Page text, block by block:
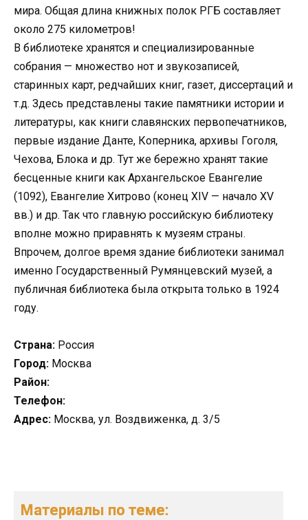
мира. Общая длина книжных полок РГБ составляет
около 275 километров!
В библиотеке хранятся и специализированные
собрания — множество нот и звукозаписей,
старинных карт, редчайших книг, газет, диссертаций и
т.д. Здесь представлены такие памятники истории и
литературы, как книги славянских первопечатников,
первые издание Данте, Коперника, архивы Гоголя,
Чехова, Блока и др. Тут же бережно хранят такие
бесценные книги как Архангельское Евангелие
(1092), Евангелие Хитрово (конец XIV — начало XV
вв.) и др. Так что главную российскую библиотеку
вполне можно приравнять к музеям страны.
Впрочем, долгое время здание библиотеки занимал
именно Государственный Румянцевский музей, а
публичная библиотека была открыта только в 1924
году.
Страна: Россия
Город: Москва
Район:
Телефон:
Адрес: Москва, ул. Воздвиженка, д. 3/5
Материалы по теме: